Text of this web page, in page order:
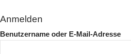
Anmelden
Benutzername oder E-Mail-Adresse